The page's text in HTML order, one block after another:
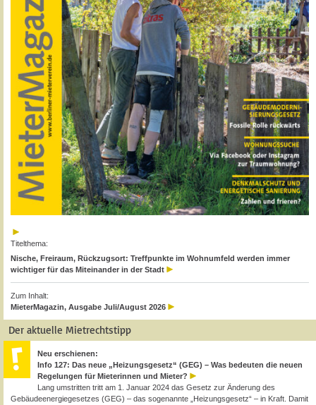
Titelthema:
Nische, Freiraum, Rückzugsort: Treffpunkte im Wohnumfeld werden immer
wichtiger für das Miteinander in der Stadt
Zum Inhalt:
MieterMagazin, Ausgabe Juli/August 2026
Der aktuelle Mietrechtstipp
Neu erschienen:
Info 127: Das neue „Heizungsgesetz“ (GEG) – Was bedeuten die neuen
Regelungen für Mieterinnen und Mieter?
Lang umstritten tritt am 1. Januar 2024 das Gesetz zur Änderung des
Gebäudeenergiegesetzes (GEG) – das sogenannte „Heizungsgesetz“ – in Kraft. Damit